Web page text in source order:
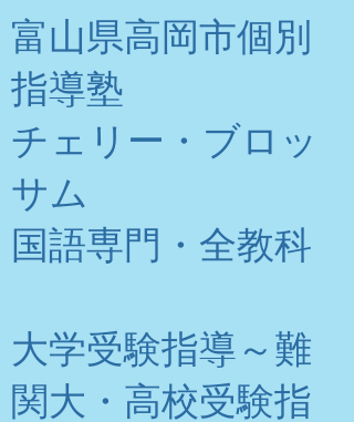
富山県高岡市個別
指導塾
チェリー・ブロッ
サム
​国語専門・全教科
大学受験指導～難
関大・高校受験指